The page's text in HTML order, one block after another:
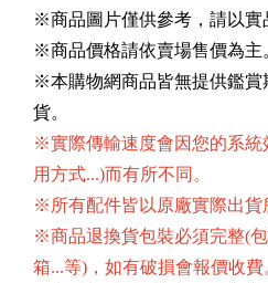
※商品圖片僅供參考，請以實
※商品價格請依賣場售價為主
※本購物網商品皆無提供鑑賞
貨。
※實際傳輸速度會因您的系統
用方式...)而有所不同。
※所有配件皆以原廠實際出貨
※商品退換貨包裝必須完整(
箱...等)，如有破損會報價收費